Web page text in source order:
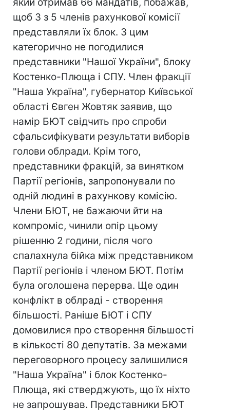
щоб 3 з 5 членів рахункової комісії
представляли їх блок. З цим
категорично не погодилися
представники "Нашої України", блоку
Костенко-Плюща і СПУ. Член фракції
"Наша Україна", губернатор Київської
області Євген Жовтяк заявив, що
намір БЮТ свідчить про спроби
сфальсифікувати результати виборів
голови облради. Крім того,
представники фракцій, за винятком
Партії регіонів, запропонували по
одній людині в рахункову комісію.
Члени БЮТ, не бажаючи йти на
компроміс, чинили опір цьому
рішенню 2 години, після чого
спалахнула бійка між представником
Партії регіонів і членом БЮТ. Потім
була оголошена перерва. Ще один
конфлікт в облраді - створення
більшості. Раніше БЮТ і СПУ
домовилися про створення більшості
в кількості 80 депутатів. За межами
переговорного процесу залишилися
"Наша Україна" і блок Костенко-
Плюща, які стверджують, що їх ніхто
не запрошував. Представники БЮТ